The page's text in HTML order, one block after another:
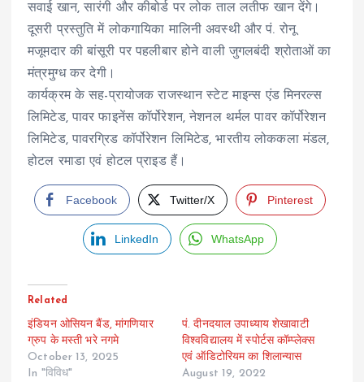
सवाई खान, सारंगी और कीबोर्ड पर लोक ताल लतीफ खान देंगे।
दूसरी प्रस्तुति में लोकगायिका मालिनी अवस्थी और पं. रोनू
मजूमदार की बांसूरी पर पहलीबार होने वाली जुगलबंदी श्रोताओं का
मंत्रमुग्ध कर देगी।
कार्यक्रम के सह-प्रायोजक राजस्थान स्टेट माइन्स एंड मिनरल्स
लिमिटेड, पावर फाइनेंस कॉर्पोरेशन, नेशनल थर्मल पावर कॉर्पोरेशन
लिमिटेड, पावरग्रिड कॉर्पोरेशन लिमिटेड, भारतीय लोककला मंडल,
होटल रमाडा एवं होटल प्राइड हैं।
Facebook Twitter/X Pinterest
LinkedIn WhatsApp
Related
इंडियन ओसियन बैंड, मांगणियार
ग्रुप के मस्ती भरे नगमे
October 13, 2025
In "विविध"
पं. दीनदयाल उपाध्याय शेखावाटी
विश्वविद्यालय में स्पोर्टस कॉम्प्लेक्स
एवं ऑडिटोरियम का शिलान्यास
August 19, 2022